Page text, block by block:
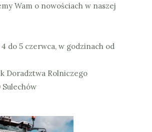
Wam o nowościach w naszej
do 5 czerwca, w godzinach od
Doradztwa Rolniczego
Sulechów